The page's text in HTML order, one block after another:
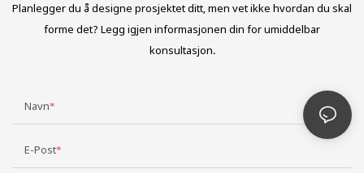
Planlegger du å designe prosjektet ditt, men vet ikke hvordan du skal
forme det? Legg igjen informasjonen din for umiddelbar
konsultasjon.
Navn
E-Post